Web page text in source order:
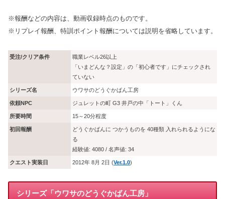
※報酬などの内容は、動画収録時点のものです。
※リプレイ報酬、特訓ポイント報酬については説明を省略しています。
受注/クリア条件
職業レベル26以上
「いまどんな？設定」の「初心者です」にチェックされ
ていない
シリーズ名 ウワサのどうぐかばん工房
依頼NPC ジュレットの町 G3 井戸の中「トート」くん
所要時間 15～20分程度
初回報酬
どうぐかばんに つかうものを 40種類 入れられるようにな
る
経験値: 4080 / 名声値: 34
クエスト実装日 2012年 8月 2日 (Ver.1.0)
シリーズ「ウワサのどうぐかばん工房」